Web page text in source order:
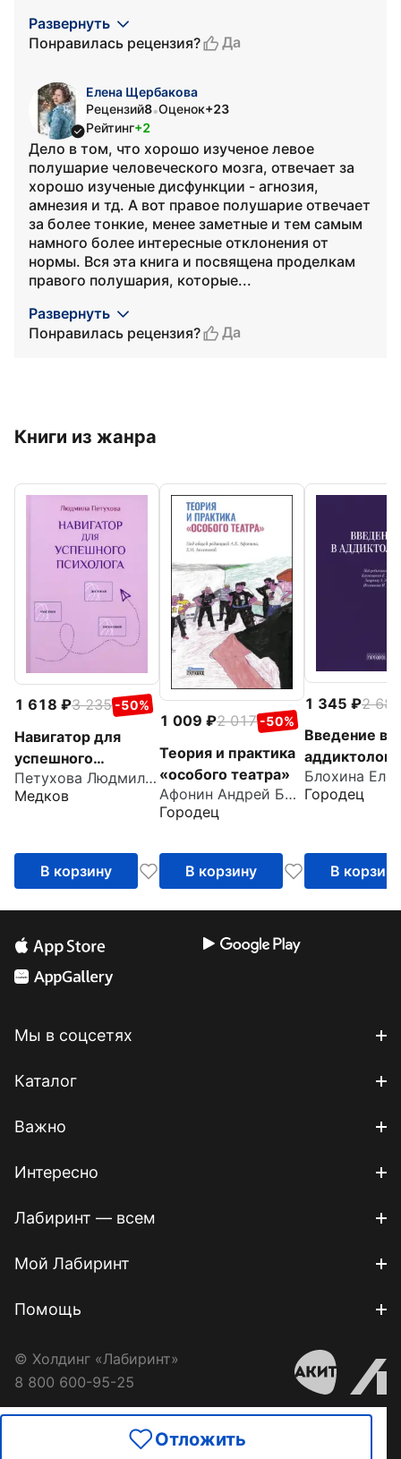
Отложить
Развернуть
Понравилась рецензия?
Да
Елена Щербакова
Рецензий8•Оценок+23
Рейтинг+2
Дело в том, что хорошо изученое левое
полушарие человеческого мозга, отвечает за
хорошо изученые дисфункции - агнозия,
амнезия и тд. А вот правое полушарие отвечает
за более тонкие, менее заметные и тем самым
намного более интересные отклонения от
нормы. Вся эта книга и посвящена проделкам
правого полушария, которые...
Развернуть
Понравилась рецензия?
Да
Книги из жанра
1 618 3 235 -50%
Навигатор для
успешного
психолога
Петухова Людмила Ивановна
Медков
В корзину
1 009 2 017 -50%
Теория и практика
«особого театра»
Афонин Андрей Борисович
Городец
В корзину
1 345
2 689
Введение в
Городец
В корзину
Мы в соцсетях
Каталог
Важно
Интересно
Лабиринт — всем
Мой Лабиринт
Помощь
© Холдинг «Лабиринт»
8 800 600-95-25